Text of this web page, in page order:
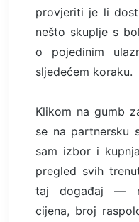
provjeriti je li
nešto skuplje s
o pojedinim
sljedećem koraku.
Klikom na gumb
se na partnersku
sam izbor i
pregled svih
taj događaj —
cijena, broj